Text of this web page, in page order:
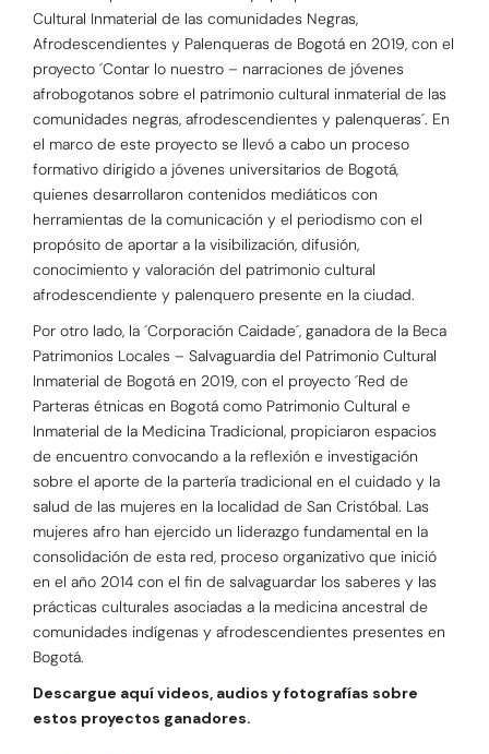
Cultural Inmaterial de las comunidades Negras,
Afrodescendientes y Palenqueras de Bogotá en 2019, con el
proyecto ´Contar lo nuestro – narraciones de jóvenes
afrobogotanos sobre el patrimonio cultural inmaterial de las
comunidades negras, afrodescendientes y palenqueras´. En
el marco de este proyecto se llevó a cabo un proceso
formativo dirigido a jóvenes universitarios de Bogotá,
quienes desarrollaron contenidos mediáticos con
herramientas de la comunicación y el periodismo con el
propósito de aportar a la visibilización, difusión,
conocimiento y valoración del patrimonio cultural
afrodescendiente y palenquero presente en la ciudad.
Por otro lado, la ´Corporación Caidade´, ganadora de la Beca
Patrimonios Locales – Salvaguardia del Patrimonio Cultural
Inmaterial de Bogotá en 2019, con el proyecto ´Red de
Parteras étnicas en Bogotá como Patrimonio Cultural e
Inmaterial de la Medicina Tradicional, propiciaron espacios
de encuentro convocando a la reflexión e investigación
sobre el aporte de la partería tradicional en el cuidado y la
salud de las mujeres en la localidad de San Cristóbal. Las
mujeres afro han ejercido un liderazgo fundamental en la
consolidación de esta red, proceso organizativo que inició
en el año 2014 con el fin de salvaguardar los saberes y las
prácticas culturales asociadas a la medicina ancestral de
comunidades indígenas y afrodescendientes presentes en
Bogotá.
Descargue aquí videos, audios y fotografías sobre
estos proyectos ganadores.